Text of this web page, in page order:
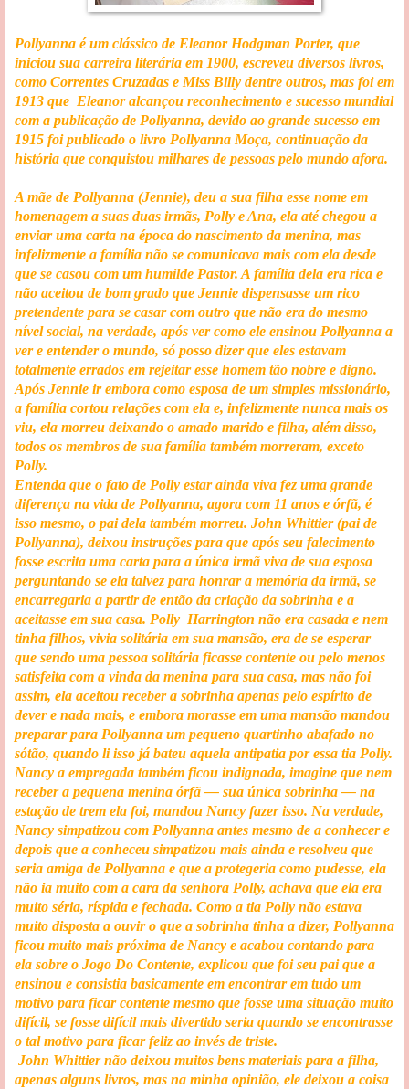
Pollyanna é um clássico de Eleanor Hodgman Porter, que
iniciou sua carreira literária em 1900, escreveu diversos livros,
como Correntes Cruzadas e Miss Billy dentre outros, mas foi em
1913 que Eleanor alcançou reconhecimento e sucesso mundial
com a publicação de Pollyanna, devido ao grande sucesso em
1915 foi publicado o livro Pollyanna Moça, continuação da
história que conquistou milhares de pessoas pelo mundo afora.
A mãe de Pollyanna (Jennie), deu a sua filha esse nome em
homenagem a suas duas irmãs, Polly e Ana, ela até chegou a
enviar uma carta na época do nascimento da menina, mas
infelizmente a família não se comunicava mais com ela desde
que se casou com um humilde Pastor. A família dela era rica e
não aceitou de bom grado que Jennie dispensasse um rico
pretendente para se casar com outro que não era do mesmo
nível social, na verdade, após ver como ele ensinou Pollyanna a
ver e entender o mundo, só posso dizer que eles estavam
totalmente errados em rejeitar esse homem tão nobre e digno.
Após Jennie ir embora como esposa de um simples missionário,
a família cortou relações com ela e, infelizmente nunca mais os
viu, ela morreu deixando o amado marido e filha, além disso,
todos os membros de sua família também morreram, exceto
Polly.
Entenda que o fato de Polly estar ainda viva fez uma grande
diferença na vida de Pollyanna, agora com 11 anos e órfã, é
isso mesmo, o pai dela também morreu. John Whittier (pai de
Pollyanna), deixou instruções para que após seu falecimento
fosse escrita uma carta para a única irmã viva de sua esposa
perguntando se ela talvez para honrar a memória da irmã, se
encarregaria a partir de então da criação da sobrinha e a
aceitasse em sua casa. Polly Harrington não era casada e nem
tinha filhos, vivia solitária em sua mansão, era de se esperar
que sendo uma pessoa solitária ficasse contente ou pelo menos
satisfeita com a vinda da menina para sua casa, mas não foi
assim, ela aceitou receber a sobrinha apenas pelo espírito de
dever e nada mais, e embora morasse em uma mansão mandou
preparar para Pollyanna um pequeno quartinho abafado no
sótão, quando li isso já bateu aquela antipatia por essa tia Polly.
Nancy a empregada também ficou indignada, imagine que nem
receber a pequena menina órfã — sua única sobrinha — na
estação de trem ela foi, mandou Nancy fazer isso. Na verdade,
Nancy simpatizou com Pollyanna antes mesmo de a conhecer e
depois que a conheceu simpatizou mais ainda e resolveu que
seria amiga de Pollyanna e que a protegeria como pudesse, ela
não ia muito com a cara da senhora Polly, achava que ela era
muito séria, ríspida e fechada. Como a tia Polly não estava
muito disposta a ouvir o que a sobrinha tinha a dizer, Pollyanna
ficou muito mais próxima de Nancy e acabou contando para
ela sobre o Jogo Do Contente, explicou que foi seu pai que a
ensinou e consistia basicamente em encontrar em tudo um
motivo para ficar contente mesmo que fosse uma situação muito
difícil, se fosse difícil mais divertido seria quando se encontrasse
o tal motivo para ficar feliz ao invés de triste.
John Whittier não deixou muitos bens materiais para a filha,
apenas alguns livros, mas na minha opinião, ele deixou a coisa